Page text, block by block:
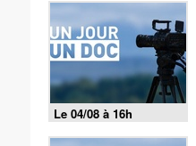
Le 04/08 à 16h